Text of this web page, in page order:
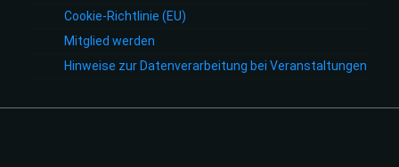
Cookie-Richtlinie (EU)
Mitglied werden
Hinweise zur Datenverarbeitung bei Veranstaltungen